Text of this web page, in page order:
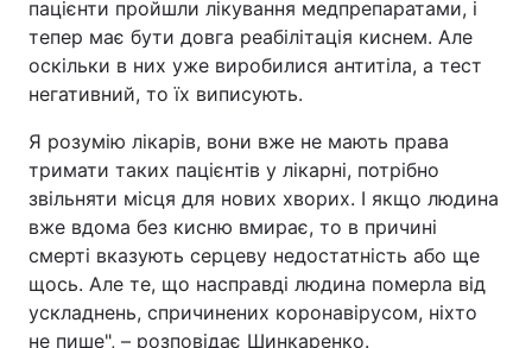
пацієнти пройшли лікування медпрепаратами, і
тепер має бути довга реабілітація киснем. Але
оскільки в них уже виробилися антитіла, а тест
негативний, то їх виписують.
Я розумію лікарів, вони вже не мають права
тримати таких пацієнтів у лікарні, потрібно
звільняти місця для нових хворих. І якщо людина
вже вдома без кисню вмирає, то в причині
смерті вказують серцеву недостатність або ще
щось. Але те, що насправді людина померла від
ускладнень, спричинених коронавірусом, ніхто
не пише", – розповідає Шинкаренко.